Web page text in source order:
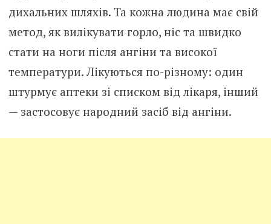
дихальних шляхів. Та кожна людина має свій
метод, як вилікувати горло, ніс та швидко
стати на ноги після ангіни та високої
температури. Лікуються по-різному: один
штурмує аптеки зі списком від лікаря, інший
— застосовує народний засіб від ангіни.